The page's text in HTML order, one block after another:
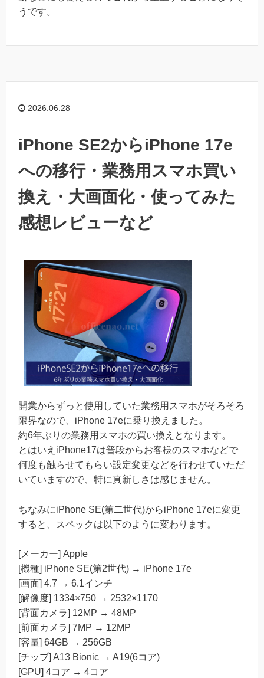
うです。
2026.06.28
iPhone SE2からiPhone 17e
への移行・業務用スマホ買い
換え・大画面化・使ってみた
感想レビューなど
開業からずっと使用していた業務用スマホがそろそろ
限界なので、iPhone 17eに乗り換えました。
約6年ぶりの業務用スマホの買い換えとなります。
とはいえiPhone17は普段からお客様のスマホなどで
何度も触らせてもらい設定変更などを行わせていただ
いていますので、特に真新しさは感じません。
ちなみにiPhone SE(第二世代)からiPhone 17eに変更
すると、スペックは以下のように変わります。
[メーカー] Apple
[機種] iPhone SE(第2世代) → iPhone 17e
[画面] 4.7 → 6.1インチ
[解像度] 1334×750 → 2532×1170
[背面カメラ] 12MP → 48MP
[前面カメラ] 7MP → 12MP
[容量] 64GB → 256GB
[チップ] A13 Bionic → A19(6コア)
[GPU] 4コア → 4コア